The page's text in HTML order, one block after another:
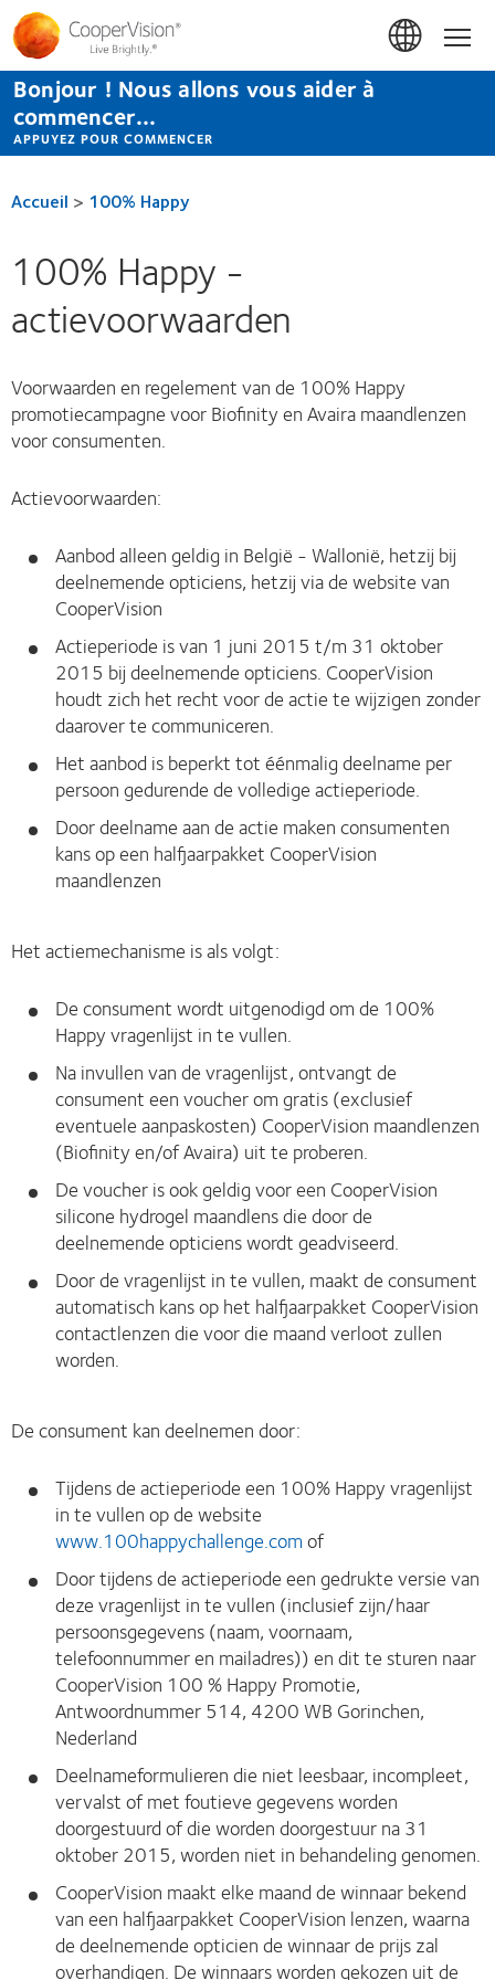
Aller
au
contenu
principal
Bonjour ! Nous allons vous aider à
commencer...
APPUYEZ POUR COMMENCER
Accueil > 100% Happy
100% Happy -
actievoorwaarden
Voorwaarden en regelement van de 100% Happy
promotiecampagne voor Biofinity en Avaira maandlenzen
voor consumenten.
Actievoorwaarden:
Aanbod alleen geldig in België - Wallonië, hetzij bij
deelnemende opticiens, hetzij via de website van
CooperVision
Actieperiode is van 1 juni 2015 t/m 31 oktober
2015 bij deelnemende opticiens. CooperVision
houdt zich het recht voor de actie te wijzigen zonder
daarover te communiceren.
Het aanbod is beperkt tot éénmalig deelname per
persoon gedurende de volledige actieperiode.
Door deelname aan de actie maken consumenten
kans op een halfjaarpakket CooperVision
maandlenzen
Het actiemechanisme is als volgt:
De consument wordt uitgenodigd om de 100%
Happy vragenlijst in te vullen.
Na invullen van de vragenlijst, ontvangt de
consument een voucher om gratis (exclusief
eventuele aanpaskosten) CooperVision maandlenzen
(Biofinity en/of Avaira) uit te proberen.
De voucher is ook geldig voor een CooperVision
silicone hydrogel maandlens die door de
deelnemende opticiens wordt geadviseerd.
Door de vragenlijst in te vullen, maakt de consument
automatisch kans op het halfjaarpakket CooperVision
contactlenzen die voor die maand verloot zullen
worden.
De consument kan deelnemen door:
Tijdens de actieperiode een 100% Happy vragenlijst
in te vullen op de website
www.100happychallenge.comof
Door tijdens de actieperiode een gedrukte versie van
deze vragenlijst in te vullen (inclusief zijn/haar
persoonsgegevens (naam, voornaam,
telefoonnummer en mailadres)) en dit te sturen naar
CooperVision 100 % Happy Promotie,
Antwoordnummer 514, 4200 WB Gorinchen,
Nederland
Deelnameformulieren die niet leesbaar, incompleet,
vervalst of met foutieve gegevens worden
doorgestuurd of die worden doorgestuur na 31
oktober 2015, worden niet in behandeling genomen.
CooperVision maakt elke maand de winnaar bekend
van een halfjaarpakket CooperVision lenzen, waarna
de deelnemende opticien de winnaar de prijs zal
overhandigen. De winnaars worden gekozen uit de